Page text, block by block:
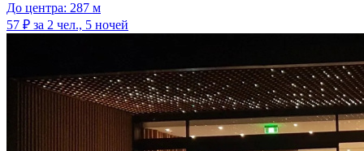
До центра: 287 м
57 ₽ за 2 чел., 5 ночей